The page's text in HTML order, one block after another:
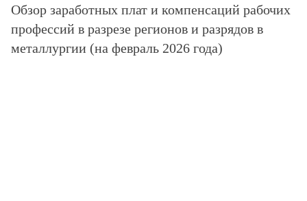
Обзор заработных плат и компенсаций рабочих
профессий в разрезе регионов и разрядов в
металлургии (на февраль 2026 года)